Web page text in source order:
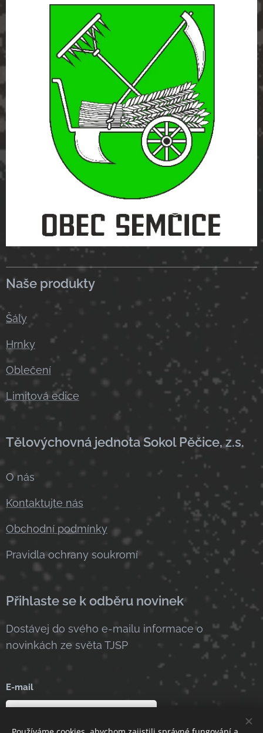
Naše produkty
Šály
Hrnky
Oblečení
Limitová edice
Tělovýchovná jednota Sokol Pěčice, z.s.
O nás
Kontaktujte nás
Obchodní podmínky
Pravidla ochrany soukromí
Přihlaste se k odběru novinek
Dostávej do svého e-mailu informace o
novinkách ze světa TJSP
E-mail